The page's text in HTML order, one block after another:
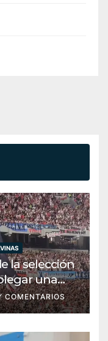
la selección
una
COMENTARIOS